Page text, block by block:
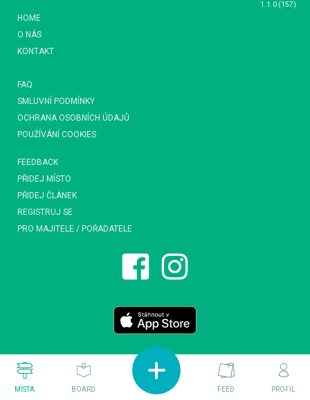
1.1.0 (157)
HOME
O NÁS
KONTAKT
FAQ
SMLUVNÍ PODMÍNKY
OCHRANA OSOBNÍCH ÚDAJŮ
POUŽÍVÁNÍ COOKIES
FEEDBACK
PŘIDEJ MÍSTO
PŘIDEJ ČLÁNEK
REGISTRUJ SE
PRO MAJITELE / POŘADATELE
MÍSTA BOARD FEED PROFIL